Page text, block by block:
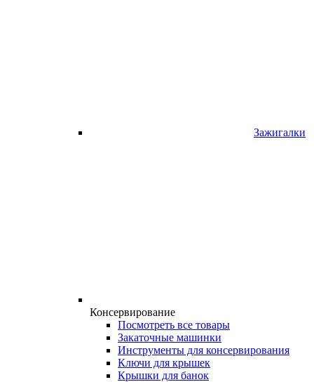
Зажигалки
Консервирование
Посмотреть все товары
Закаточные машинки
Инструменты для консервирования
Ключи для крышек
Крышки для банок